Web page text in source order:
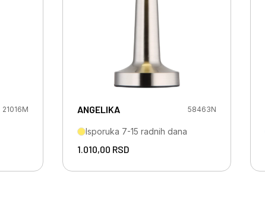
21016M ANGELIKA 58463N
Isporuka 7-15 radnih dana
1.010,00 RSD